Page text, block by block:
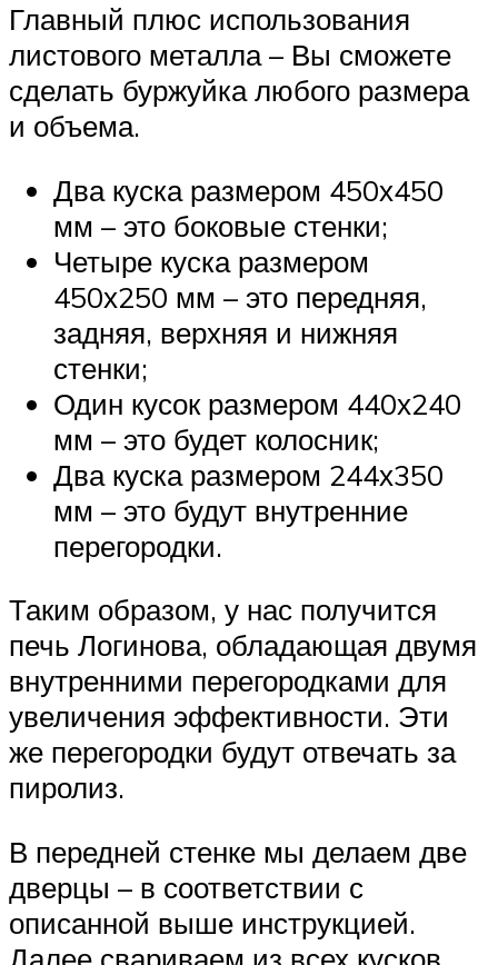
Главный плюс использования
листового металла – Вы сможете
сделать буржуйка любого размера
и объема.
Два куска размером 450х450
мм – это боковые стенки;
Четыре куска размером
450х250 мм – это передняя,
задняя, верхняя и нижняя
стенки;
Один кусок размером 440х240
мм – это будет колосник;
Два куска размером 244х350
мм – это будут внутренние
перегородки.
Таким образом, у нас получится
печь Логинова, обладающая двумя
внутренними перегородками для
увеличения эффективности. Эти
же перегородки будут отвечать за
пиролиз.
В передней стенке мы делаем две
дверцы – в соответствии с
описанной выше инструкцией.